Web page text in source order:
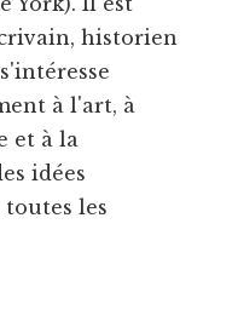
historien
à l'art, à
et à la
idées
toutes les